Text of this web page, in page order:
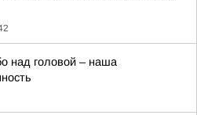
над головой – наша